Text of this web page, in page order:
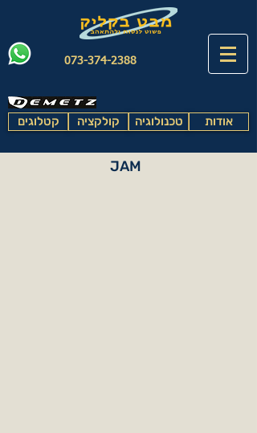
073-374-2388
קטלוגים קולקציה טכנולוגיה אודות
JAM